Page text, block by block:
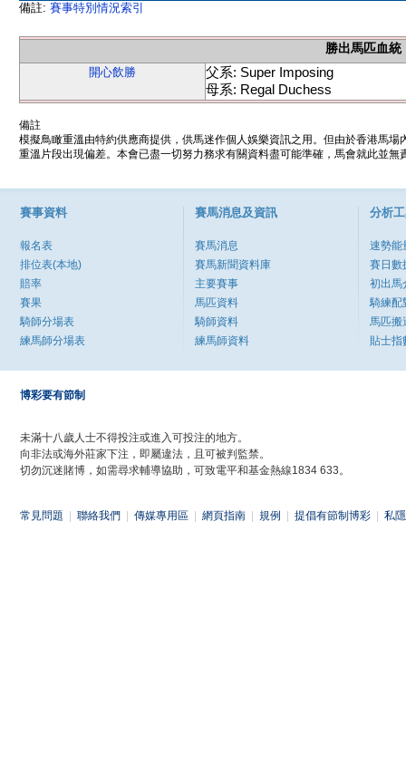
備註: 賽事特別情況索引
勝出馬匹血統
開心飲勝
父系: Super Imposing
母系: Regal Duchess
備註
模擬鳥瞰重溫由特約供應商提供，供馬迷作個人娛樂資訊之用。但由於香港馬
重溫片段出現偏差。本會已盡一切努力務求有關資料盡可能準確，馬會就此並
賽事資料
報名表
排位表(本地)
賠率
賽果
騎師分場表
練馬師分場表
賽馬消息及資訊
賽馬消息
賽馬新聞資料庫
主要賽事
馬匹資料
騎師資料
練馬師資料
分析
速勢能
賽日數
初出馬
騎練配
馬匹搬
貼士指
博彩要有節制
未滿十八歲人士不得投注或進入可投注的地方。
向非法或海外莊家下注，即屬違法，且可被判監禁。
切勿沉迷賭博，如需尋求輔導協助，可致電平和基金熱線1834 633。
常見問題 聯絡我們 傳媒專用區 網頁指南 規例 提倡有節制博彩 私